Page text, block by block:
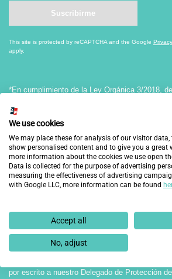
This site is protected by reCAPTCHA and the Google
apply.
*En cumplimiento de la Ley Orgánica 3/2018,
informamos que el Responsable del tratamiento
en el presente formulario es FUNDACIÓN
tratados con la finalidad de gestionar su
La legitimación para el tratamiento de sus
consentimiento expreso por parte del
sus datos no serán objeto de transferencias
Finalmente, le recordamos que puede ejercitar
rectificación, supresión, limitación o
por escrito a nuestro Delegado de Protección
We use cookies
We may place these for analysis of our visitor
show personalised content and to give you a great
more information about the cookies we use open
Data is collected for the purpose of advertising
measuring the effectiveness of advertising
with Google LLC, more information can be found
Accept all
No, adjust